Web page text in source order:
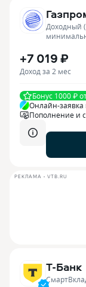
Доходный
+7 019 ₽
Доход за 2 мес
Бонус 1000 ₽
Онлайн-заявка
Пополнение и
РЕКЛАМА • VTB.RU
Т-Банк